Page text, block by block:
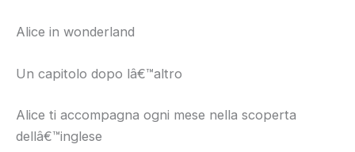
Alice in wonderland
Un capitolo dopo lâ€™altro
Alice ti accompagna ogni mese nella scoperta
dellâ€™inglese